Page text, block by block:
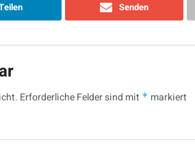
Senden
Erforderliche Felder sind mit * markiert